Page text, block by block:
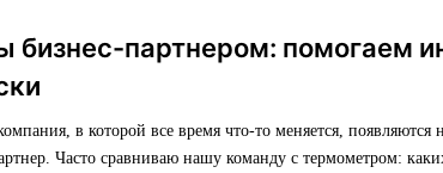
бизнес-партнером: помогаем
в которой все время что-то меняется,
Часто сравниваю нашу команду с термометром: